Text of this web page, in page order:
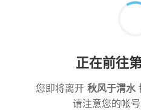
正在前往
您即将离开 秋风于渭水
请注意您的帐号